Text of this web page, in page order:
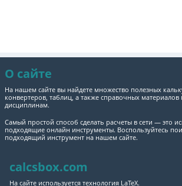
О сайте
На нашем сайте вы найдете множество полезных
конвертеров, таблиц, а также справочных
дисциплинам.
Самый простой способ сделать расчеты в сети — это
подходящие онлайн инструменты. Воспользуйтесь
подходящий инструмент на нашем сайте.
calcsbox.com
На сайте используется технология LaTeX.